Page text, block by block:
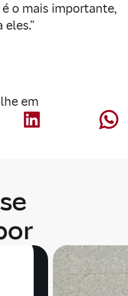
o mais importante,
em